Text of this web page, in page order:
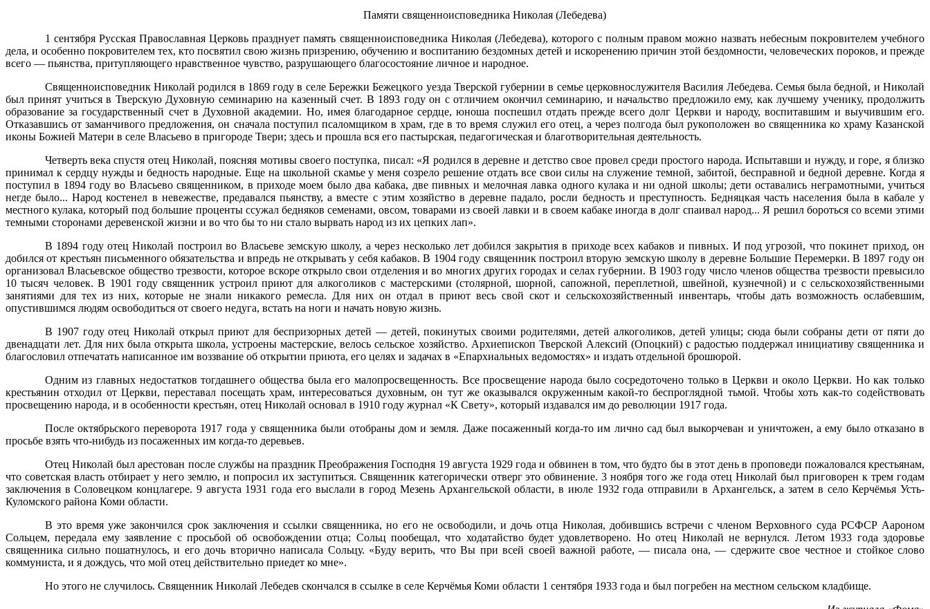
Памяти священноисповедника Николая (Лебедева)
1 сентября Русская Православная Церковь празднует память священноисповедника Николая (Лебедева), которого с полным правом можно назвать небесным покровителем учебного
дела, и особенно покровителем тех, кто посвятил свою жизнь призрению, обучению и воспитанию бездомных детей и искоренению причин этой бездомности, человеческих пороков, и прежде
всего — пьянства, притупляющего нравственное чувство, разрушающего благосостояние личное и народное.
Священноисповедник Николай родился в 1869 году в селе Бережки Бежецкого уезда Тверской губернии в семье церковнослужителя Василия Лебедева. Семья была бедной, и Николай
был принят учиться в Тверскую Духовную семинарию на казенный счет. В 1893 году он с отличием окончил семинарию, и начальство предложило ему, как лучшему ученику, продолжить
образование за государственный счет в Духовной академии. Но, имея благодарное сердце, юноша поспешил отдать прежде всего долг Церкви и народу, воспитавшим и выучившим его.
Отказавшись от заманчивого предложения, он сначала поступил псаломщиком в храм, где в то время служил его отец, а через полгода был рукоположен во священника ко храму Казанской
иконы Божией Матери в селе Власьево в пригороде Твери; здесь и прошла вся его пастырская, педагогическая и благотворительная деятельность.
Четверть века спустя отец Николай, поясняя мотивы своего поступка, писал: «Я родился в деревне и детство свое провел среди простого народа. Испытавши и нужду, и горе, я близко
принимал к сердцу нужды и бедность народные. Еще на школьной скамье у меня созрело решение отдать все свои силы на служение темной, забитой, бесправной и бедной деревне. Когда я
поступил в 1894 году во Власьево священником, в приходе моем было два кабака, две пивных и мелочная лавка одного кулака и ни одной школы; дети оставались неграмотными, учиться
негде было... Народ костенел в невежестве, предавался пьянству, а вместе с этим хозяйство в деревне падало, росли бедность и преступность. Бедняцкая часть населения была в кабале у
местного кулака, который под большие проценты ссужал бедняков семенами, овсом, товарами из своей лавки и в своем кабаке иногда в долг спаивал народ... Я решил бороться со всеми этими
темными сторонами деревенской жизни и во что бы то ни стало вырвать народ из их цепких лап».
В 1894 году отец Николай построил во Власьеве земскую школу, а через несколько лет добился закрытия в приходе всех кабаков и пивных. И под угрозой, что покинет приход, он
добился от крестьян письменного обязательства и впредь не открывать у себя кабаков. В 1904 году священник построил вторую земскую школу в деревне Большие Перемерки. В 1897 году он
организовал Власьевское общество трезвости, которое вскоре открыло свои отделения и во многих других городах и селах губернии. В 1903 году число членов общества трезвости превысило
10 тысяч человек. В 1901 году священник устроил приют для алкоголиков с мастерскими (столярной, шорной, сапожной, переплетной, швейной, кузнечной) и с сельскохозяйственными
занятиями для тех из них, которые не знали никакого ремесла. Для них он отдал в приют весь свой скот и сельскохозяйственный инвентарь, чтобы дать возможность ослабевшим,
опустившимся людям освободиться от своего недуга, встать на ноги и начать новую жизнь.
В 1907 году отец Николай открыл приют для беспризорных детей — детей, покинутых своими родителями, детей алкоголиков, детей улицы; сюда были собраны дети от пяти до
двенадцати лет. Для них была открыта школа, устроены мастерские, велось сельское хозяйство. Архиепископ Тверской Алексий (Опоцкий) с радостью поддержал инициативу священника и
благословил отпечатать написанное им воззвание об открытии приюта, его целях и задачах в «Епархиальных ведомостях» и издать отдельной брошюрой.
Одним из главных недостатков тогдашнего общества была его малопросвещенность. Все просвещение народа было сосредоточено только в Церкви и около Церкви. Но как только
крестьянин отходил от Церкви, переставал посещать храм, интересоваться духовным, он тут же оказывался окруженным какой-то беспроглядной тьмой. Чтобы хоть как-то содействовать
просвещению народа, и в особенности крестьян, отец Николай основал в 1910 году журнал «К Свету», который издавался им до революции 1917 года.
После октябрьского переворота 1917 года у священника были отобраны дом и земля. Даже посаженный когда-то им лично сад был выкорчеван и уничтожен, а ему было отказано в
просьбе взять что-нибудь из посаженных им когда-то деревьев.
Отец Николай был арестован после службы на праздник Преображения Господня 19 августа 1929 года и обвинен в том, что будто бы в этот день в проповеди пожаловался крестьянам,
что советская власть отбирает у него землю, и попросил их заступиться. Священник категорически отверг это обвинение. 3 ноября того же года отец Николай был приговорен к трем годам
заключения в Соловецком концлагере. 9 августа 1931 года его выслали в город Мезень Архангельской области, в июле 1932 года отправили в Архангельск, а затем в село Керчёмья Усть-
Куломского района Коми области.
В это время уже закончился срок заключения и ссылки священника, но его не освободили, и дочь отца Николая, добившись встречи с членом Верховного суда РСФСР Аароном
Сольцем, передала ему заявление с просьбой об освобождении отца; Сольц пообещал, что ходатайство будет удовлетворено. Но отец Николай не вернулся. Летом 1933 года здоровье
священника сильно пошатнулось, и его дочь вторично написала Сольцу. «Буду верить, что Вы при всей своей важной работе, — писала она, — сдержите свое честное и стойкое слово
коммуниста, и я дождусь, что мой отец действительно приедет ко мне».
Но этого не случилось. Священник Николай Лебедев скончался в ссылке в селе Керчёмья Коми области 1 сентября 1933 года и был погребен на местном сельском кладбище.